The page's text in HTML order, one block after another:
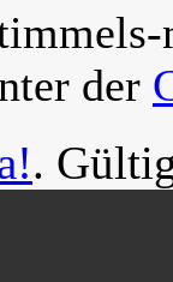
der
.